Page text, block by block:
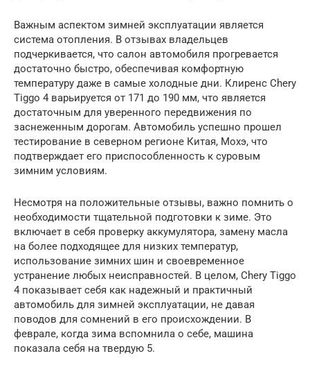
Важным аспектом зимней эксплуатации является
система отопления. В отзывах владельцев
подчеркивается, что салон автомобиля прогревается
достаточно быстро, обеспечивая комфортную
температуру даже в самые холодные дни. Клиренс Chery
Tiggo 4 варьируется от 171 до 190 мм, что является
достаточным для уверенного передвижения по
заснеженным дорогам. Автомобиль успешно прошел
тестирование в северном регионе Китая, Мохэ, что
подтверждает его приспособленность к суровым
зимним условиям.
Несмотря на положительные отзывы, важно помнить о
необходимости тщательной подготовки к зиме. Это
включает в себя проверку аккумулятора, замену масла
на более подходящее для низких температур,
использование зимних шин и своевременное
устранение любых неисправностей. В целом, Chery Tiggo
4 показывает себя как надежный и практичный
автомобиль для зимней эксплуатации, не давая
поводов для сомнений в его происхождении. В
феврале, когда зима вспомнила о себе, машина
показала себя на твердую 5.